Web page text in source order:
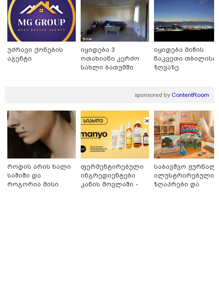
თბილისი - ჰერაკლიონი 1623.80
ლარიდან
ლარიდან
უძრავი ქონების
აგენტი
იყიდება 3
ოთახიანი კერძო
სახლი ბათუმში
იყიდება მიწის
ნაკვეთი
ზღვაზე
sponsored by ContentRoom
როდის არის ხალი
საშიში და
როგორია მისი
ფერმენტირებული
ინგრედიენტები
კანის მოვლაში -
საბავშვო
ილუსტრირებული
ზღაპრები და